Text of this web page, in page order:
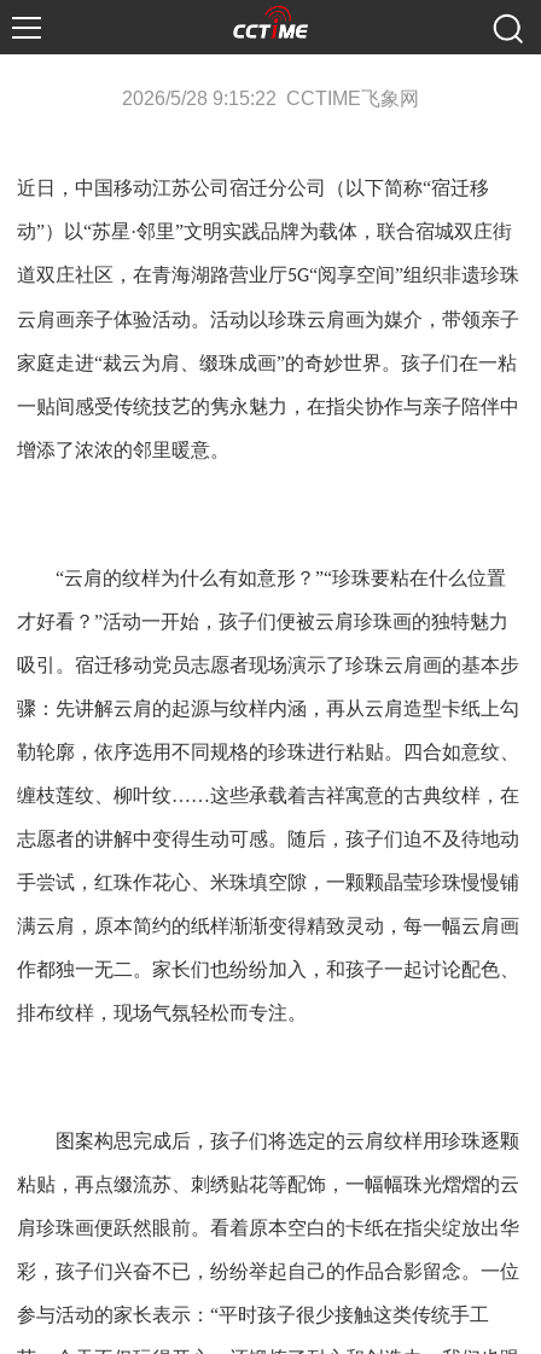
2026/5/28 9:15:22 CCTIME飞象网
近日，中国移动江苏公司宿迁分公司（以下简称“宿迁移
动”）以“苏星·邻里”文明实践品牌为载体，联合宿城双庄街
道双庄社区，在青海湖路营业厅5G“阅享空间”组织非遗珍珠
云肩画亲子体验活动。活动以珍珠云肩画为媒介，带领亲子
家庭走进“裁云为肩、缀珠成画”的奇妙世界。孩子们在一粘
一贴间感受传统技艺的隽永魅力，在指尖协作与亲子陪伴中
增添了浓浓的邻里暖意。
“云肩的纹样为什么有如意形？”“珍珠要粘在什么位置
才好看？”活动一开始，孩子们便被云肩珍珠画的独特魅力
吸引。宿迁移动党员志愿者现场演示了珍珠云肩画的基本步
骤：先讲解云肩的起源与纹样内涵，再从云肩造型卡纸上勾
勒轮廓，依序选用不同规格的珍珠进行粘贴。四合如意纹、
缠枝莲纹、柳叶纹……这些承载着吉祥寓意的古典纹样，在
志愿者的讲解中变得生动可感。随后，孩子们迫不及待地动
手尝试，红珠作花心、米珠填空隙，一颗颗晶莹珍珠慢慢铺
满云肩，原本简约的纸样渐渐变得精致灵动，每一幅云肩画
作都独一无二。家长们也纷纷加入，和孩子一起讨论配色、
排布纹样，现场气氛轻松而专注。
图案构思完成后，孩子们将选定的云肩纹样用珍珠逐颗
粘贴，再点缀流苏、刺绣贴花等配饰，一幅幅珠光熠熠的云
肩珍珠画便跃然眼前。看着原本空白的卡纸在指尖绽放出华
彩，孩子们兴奋不已，纷纷举起自己的作品合影留念。一位
参与活动的家长表示： “平时孩子很少接触这类传统手工